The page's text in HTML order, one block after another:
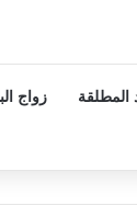
المطلقة زواج